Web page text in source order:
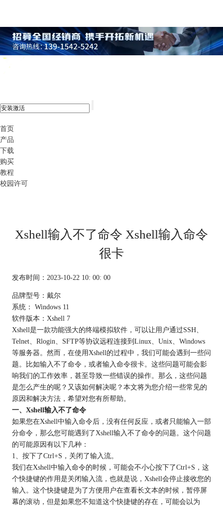
首页
产品
下载
购买
教程
校园许可
Xshell输入不了命令 Xshell输入命令
很卡
发布时间：2023-10-22 10: 00: 00
品牌型号：戴尔
系统： Windows 11
软件版本：Xshell 7
Xshell是一款功能强大的终端模拟软件，可以让用户通过SSH、
Telnet、Rlogin、SFTP等协议远程连接到Linux、Unix、Windows
等服务器。然而，在使用Xshell的过程中，我们可能会遇到一些问
题。比如输入不了命令，或者输入命令很卡。这些问题可能会影
响我们的工作效率，甚至导致一些错误的操作。那么，这些问题
是怎么产生的呢？又该如何解决呢？本文将为您介绍一些常见的
原因和解决方法，希望对您有所帮助。
一、Xshell输入不了命令
如果您在Xshell中输入命令后，没有任何反应，或者只能输入一部
分命令，那么您可能遇到了Xshell输入不了命令的问题。这个问题
的可能原因有以下几种：
1、按下了Ctrl+S，关闭了输入流。
我们在Xshell中输入命令的时候，可能会不小心按下了Ctrl+S，这
个快捷键的作用是关闭输入流，也就是说，Xshell会停止接收您的
输入。这个快捷键是为了方便用户在查看长文本的时候，暂停屏
幕的滚动，但是如果您不知道这个快捷键的存在，可能会以为